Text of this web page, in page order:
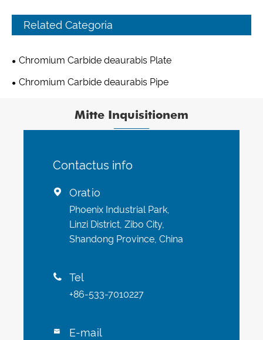
Related Categoria
Chromium Carbide deaurabis Plate
Chromium Carbide deaurabis Pipe
Mitte Inquisitionem
Contactus info
 Oratio
Phoenix Industrial Park,
Linzi District, Zibo City,
Shandong Province, China
 Tel
+86-533-7010227
 E-mail